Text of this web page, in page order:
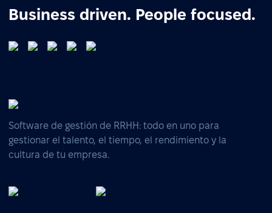
Business driven. People focused.
Software de gestión de RRHH: todo en uno para
gestionar el talento, el tiempo, el rendimiento y la
cultura de tu empresa.